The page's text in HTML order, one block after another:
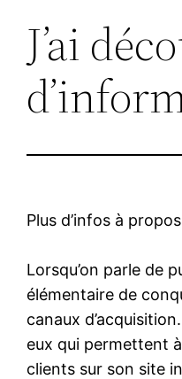
J’ai
Plus d’infos à
Lorsqu’on parle de
élémentaire de
canaux
eux qui permettent
clients sur son site